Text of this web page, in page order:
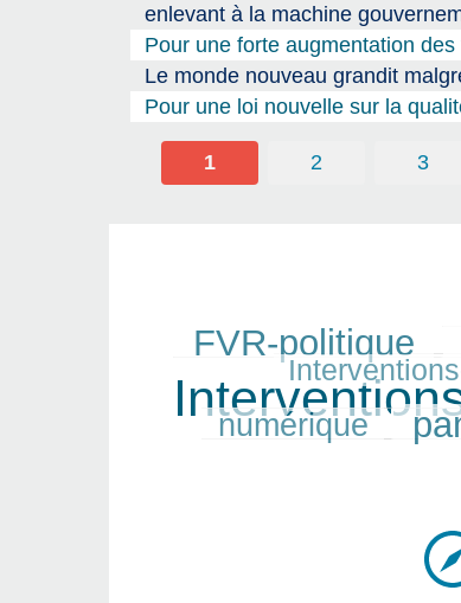
enlevant à la machine
Pour une forte augmentation
Le monde nouveau grandit
Pour une loi nouvelle sur la
1 2 3
315/550FVR-politique
401/550
181/550
223/550
numérique
320/550
81/550